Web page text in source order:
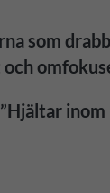
som
inom